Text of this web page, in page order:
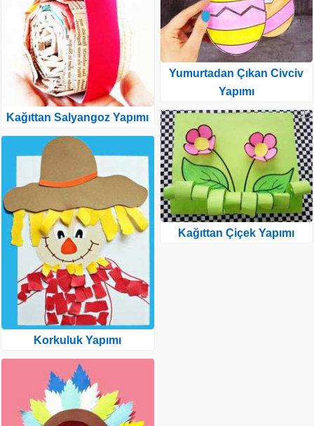
Kağıttan Salyangoz Yapımı
Korkuluk Yapımı
Yumurtadan Çıkan Civciv
Yapımı
Kağıttan Çiçek Yapımı